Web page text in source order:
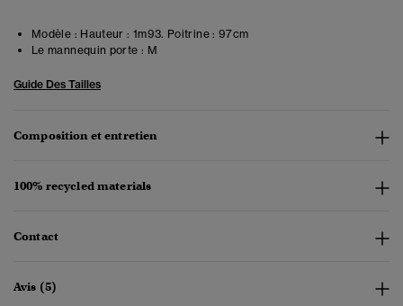
Modèle : Hauteur : 1m93. Poitrine : 97cm
Le mannequin porte : M
Guide Des Tailles
Composition et entretien
100% recycled materials
Contact
Avis (5)